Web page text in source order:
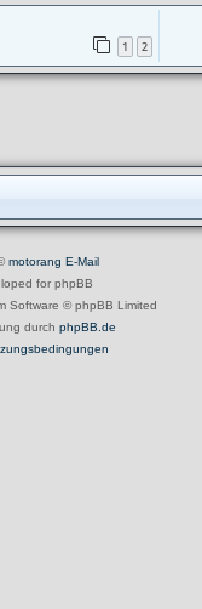
1 2
motorang E-Mail
for phpBB
Software © phpBB Limited
durch phpBB.de